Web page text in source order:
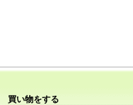
買い物をする